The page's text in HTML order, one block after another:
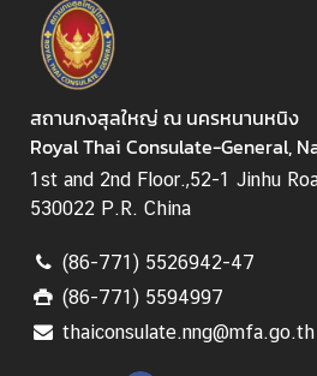
ว
ท่
อ
ง
ที่
ว
ธุ
สถานกงสุลใหญ่ ณ นครหนานหนิง
Royal Thai Consulate-General,
1st and 2nd Floor.,52-1 Jinhu
530022 P.R. China
(86-771) 5526942-47
(86-771) 5594997
thaiconsulate.nng@mfa.go.th